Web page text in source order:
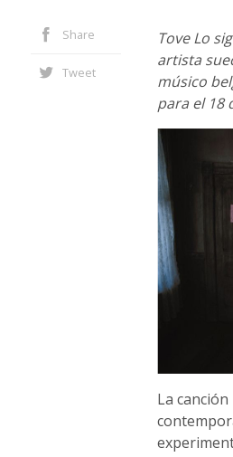
Share
Tweet
Tove Lo
artista
músico
para el 18
La